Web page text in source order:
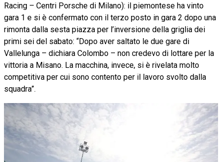
Racing – Centri Porsche di Milano): il piemontese ha vinto
gara 1 e si è confermato con il terzo posto in gara 2 dopo una
rimonta dalla sesta piazza per l’inversione della griglia dei
primi sei del sabato: “Dopo aver saltato le due gare di
Vallelunga – dichiara Colombo – non credevo di lottare per la
vittoria a Misano. La macchina, invece, si è rivelata molto
competitiva per cui sono contento per il lavoro svolto dalla
squadra”.